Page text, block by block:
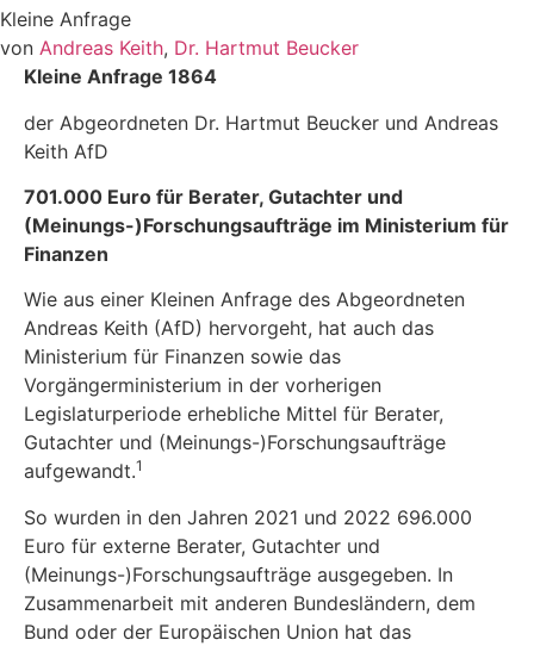
Kleine Anfrage
von Andreas Keith, Dr. Hartmut Beucker
Kleine Anfrage 1864
der Abgeordneten Dr. Hartmut Beucker und Andreas
Keith AfD
701.000 Euro für Berater, Gutachter und
(Meinungs-)Forschungsaufträge im Ministerium für
Finanzen
Wie aus einer Kleinen Anfrage des Abgeordneten
Andreas Keith (AfD) hervorgeht, hat auch das
Ministerium für Finanzen sowie das
Vorgängerministerium in der vorherigen
Legislaturperiode erhebliche Mittel für Berater,
Gutachter und (Meinungs-)Forschungsaufträge
aufgewandt.1
So wurden in den Jahren 2021 und 2022 696.000
Euro für externe Berater, Gutachter und
(Meinungs-)Forschungsaufträge ausgegeben. In
Zusammenarbeit mit anderen Bundesländern, dem
Bund oder der Europäischen Union hat das